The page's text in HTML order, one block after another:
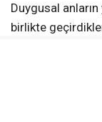
Duygusal anların
birlikte